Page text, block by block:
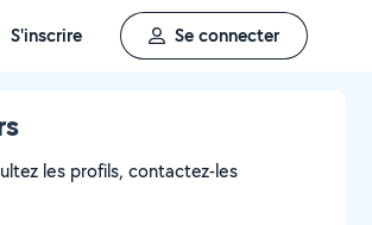
S'inscrire Se connecter
les profils, contactez-les